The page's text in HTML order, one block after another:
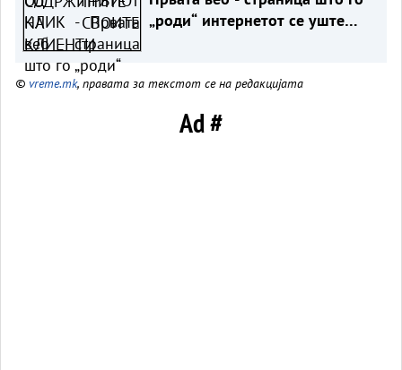
„роди“ интернетот се уште
© vreme.mk, правата за текстот се на редакцијата
Ad #